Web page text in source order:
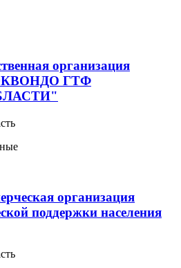
организация
ГТФ
организация
поддержки населения